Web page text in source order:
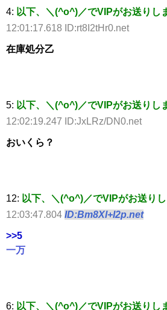
4: 以下、＼(^o^)／でVIPがお送りし
12:01:17.618 ID:rt8I2tHr0.net
在庫処分乙
5: 以下、＼(^o^)／でVIPがお送りし
12:02:19.247 ID:JxLRz/DN0.net
おいくら？
12: 以下、＼(^o^)／でVIPがお送り
12:03:47.804 ID:Bm8Xl+I2p.net
>>5
一万
6: 以下、＼(^o^)／でVIPがお送りし